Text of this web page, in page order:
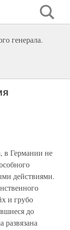
генерала.
в Германии не
действиями.
и грубо
до